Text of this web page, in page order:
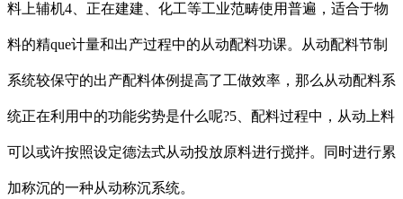
料上辅机4、正在建建、化工等工业范畴使用普遍，适合于物
料的精que计量和出产过程中的从动配料功课。从动配料节制
系统较保守的出产配料体例提高了工做效率，那么从动配料系
统正在利用中的功能劣势是什么呢?5、配料过程中，从动上料
可以或许按照设定德法式从动投放原料进行搅拌。同时进行累
加称沉的一种从动称沉系统。